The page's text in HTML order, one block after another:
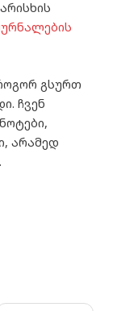
გსურთ
ჩვენ
არამედ